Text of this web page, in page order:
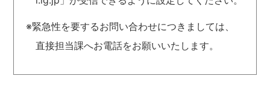
※緊急性を要するお問い合わせにつきましては、
直接担当課へお電話をお願いいたします。